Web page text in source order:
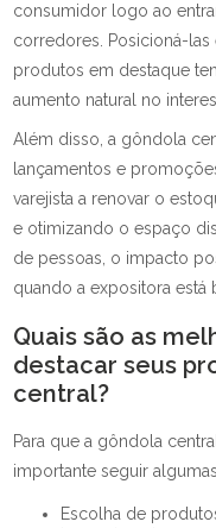
consumidor logo ao
corredores. Posicioná-
produtos em destaque
aumento natural no
Além disso, a gôndola
lançamentos e
varejista a renovar o
e otimizando o espaço
de pessoas, o impacto
quando a expositora está
Quais são as
destacar seus
central?
Para que a gôndola
importante seguir
Escolha de produtos com alta demanda ou margem de